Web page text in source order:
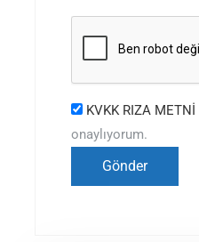
KVKK RIZA METNİ
onaylıyorum.